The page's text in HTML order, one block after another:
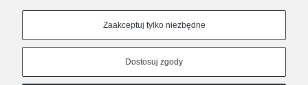
Zaakceptuj tylko niezbędne
Dostosuj zgody